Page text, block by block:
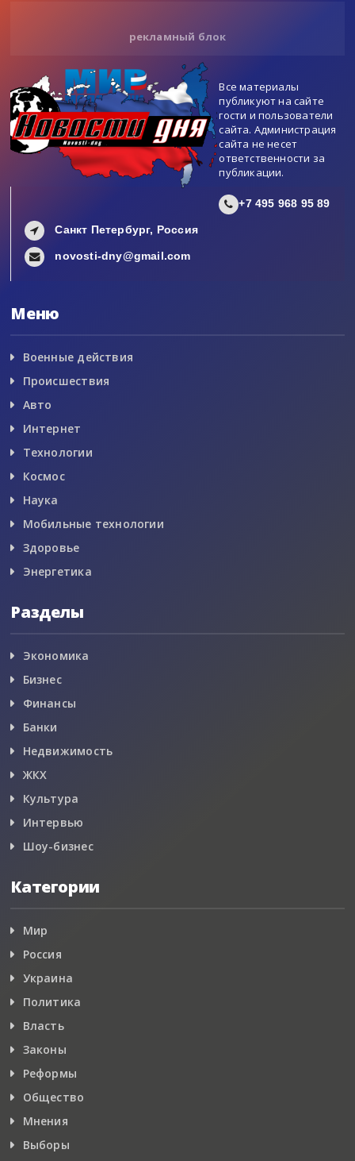
рекламный блок
Все материалы
публикуют на сайте
гости и пользователи
сайта. Администрация
сайта не несет
ответственности за
публикации.
+7 495 968 95 89
Санкт Петербург, Россия
novosti-dny@gmail.com
Меню
Военные действия
Происшествия
Авто
Интернет
Технологии
Космос
Наука
Мобильные технологии
Здоровье
Энергетика
Разделы
Экономика
Бизнес
Финансы
Банки
Недвижимость
ЖКХ
Культура
Интервью
Шоу-бизнес
Категории
Мир
Россия
Украина
Политика
Власть
Законы
Реформы
Общество
Мнения
Выборы